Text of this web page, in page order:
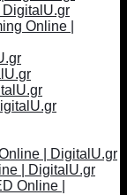
DigitalU.gr
Online |
| DigitalU.gr
| DigitalU.gr
Online |